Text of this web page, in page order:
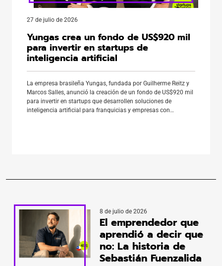
27 de julio de 2026
Yungas crea un fondo de US$920 mil
para invertir en startups de
inteligencia artificial
La empresa brasileña Yungas, fundada por Guilherme Reitz y
Marcos Salles, anunció la creación de un fondo de US$920 mil
para invertir en startups que desarrollen soluciones de
inteligencia artificial para franquicias y empresas con
8 de julio de 2026
El emprendedor que
aprendió a decir que
no: La historia de
Sebastián Fuenzalida